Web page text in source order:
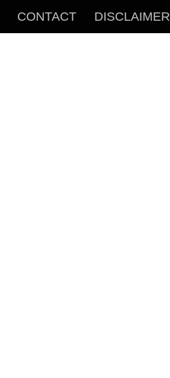
CONTACT DISCLAIMER